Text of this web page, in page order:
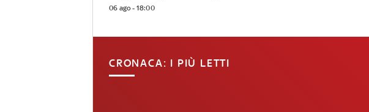
06 ago - 18:00
CRONACA: I PIÙ LETTI